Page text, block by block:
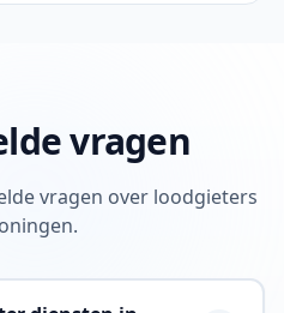
vragen
vragen over loodgieters